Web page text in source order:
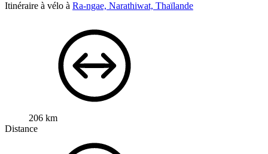
Itinéraire à vélo à Ra-ngae, Narathiwat, Thaïlande
206 km
Distance